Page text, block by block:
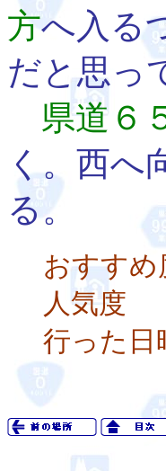
方へ入る
だと思っ
県道６
く。西へ
る。
おすす
人気
行った